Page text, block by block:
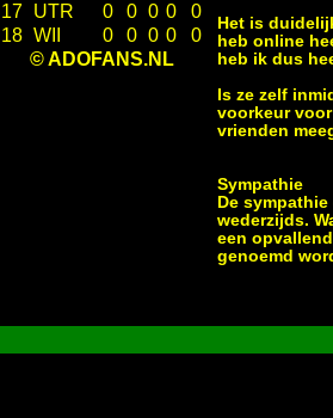
17 UTR 0 0 0 0
0
18 WII 0 0 0 0
0
© ADOFANS.NL
Het is
heb online
heb ik dus
Is ze zelf
voorkeur
vrienden
Sympathie
De
wederzijds.
een
genoemd